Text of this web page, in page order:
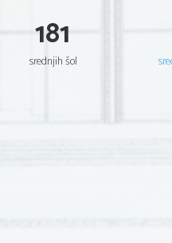
181
srednjih šol